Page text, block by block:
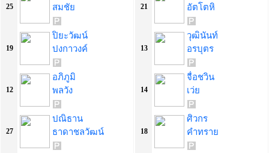
25
สมชัย
19
ปิยะวัฒน์
ปงกาวงค์
12
อภิภูมิ
พลวัง
27
ปณิธาน
ธาดาชลวัฒน์
21
อัตโตหิ
13
วุฒินันท์
อรบุตร
14
จื่อชวิน
เว่ย
18
ศิวกร
คำทราย